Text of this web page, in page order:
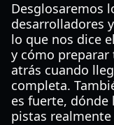
Desglosaremos
desarrolladores
lo que nos dice
y cómo
atrás cuando
completa.
es fuerte, dónde
pistas